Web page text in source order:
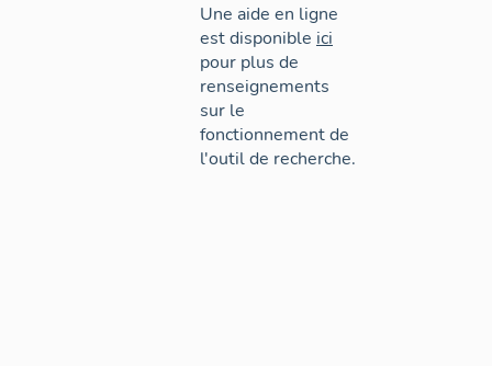
Une aide en ligne
est disponible ici
pour plus de
renseignements
sur le
fonctionnement de
l'outil de recherche.